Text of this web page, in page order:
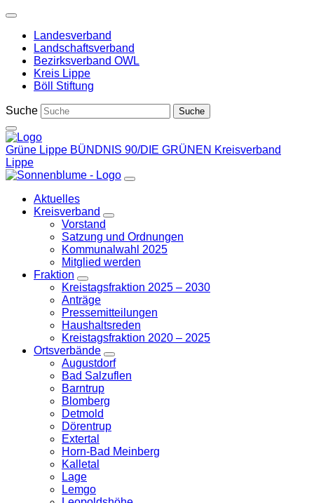
Weiter
Inhalt
Landesverband
Landschaftsverband
Bezirksverband OWL
Kreis Lippe
Böll Stiftung
Suche
Grüne Lippe BÜNDNIS 90/DIE GRÜNEN Kreisverband
Lippe
Aktuelles
Kreisverband
Zeige
Untermenü
Vorstand
Satzung und Ordnungen
Kommunalwahl 2025
Mitglied werden
Fraktion
Zeige
Untermenü
Kreistagsfraktion 2025 – 2030
Anträge
Pressemitteilungen
Haushaltsreden
Kreistagsfraktion 2020 – 2025
Ortsverbände
Zeige
Untermenü
Augustdorf
Bad Salzuflen
Barntrup
Blomberg
Detmold
Dörentrup
Extertal
Horn-Bad Meinberg
Kalletal
Lage
Lemgo